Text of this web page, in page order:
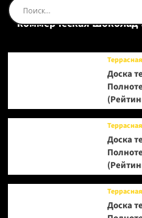
Доска террасная
коммерческая Шоколад
Доска
Доска
Доска